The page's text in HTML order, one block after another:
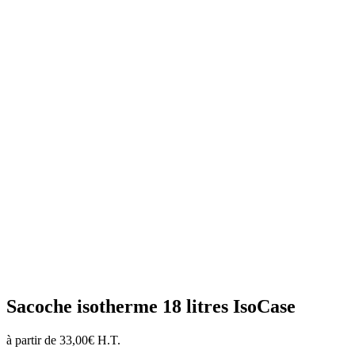
Sacoche isotherme 18 litres IsoCase
à partir de 33,00€ H.T.